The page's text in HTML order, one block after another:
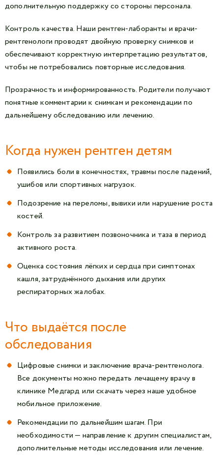
дополнительную поддержку со стороны персонала.
Контроль качества. Наши рентген-лаборанты и врачи-
рентгенологи проводят двойную проверку снимков и
обеспечивают корректную интерпретацию результатов,
чтобы не потребовались повторные исследования.
Прозрачность и информированность. Родители получают
понятные комментарии к снимкам и рекомендации по
дальнейшему обследованию или лечению.
Когда нужен рентген детям
Появились боли в конечностях, травмы после падений,
ушибов или спортивных нагрузок.
Подозрение на переломы, вывихи или нарушение роста
костей.
Контроль за развитием позвоночника и таза в период
активного роста.
Оценка состояния лёгких и сердца при симптомах
кашля, затруднённого дыхания или других
респираторных жалобах.
Что выдаётся после
обследования
Цифровые снимки и заключение врача-рентгенолога.
Все документы можно передать лечащему врачу в
клинике Медгард или скачать через наше удобное
мобильное приложение.
Рекомендации по дальнейшим шагам. При
необходимости — направление к другим специалистам,
дополнительные методы исследования или лечение.